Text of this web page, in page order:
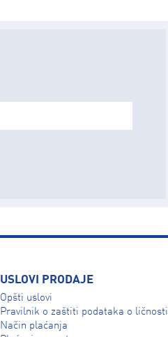
USLOVI PRODAJE
Opšti uslovi
Pravilnik o zaštiti podataka o ličnosti
Način plaćanja